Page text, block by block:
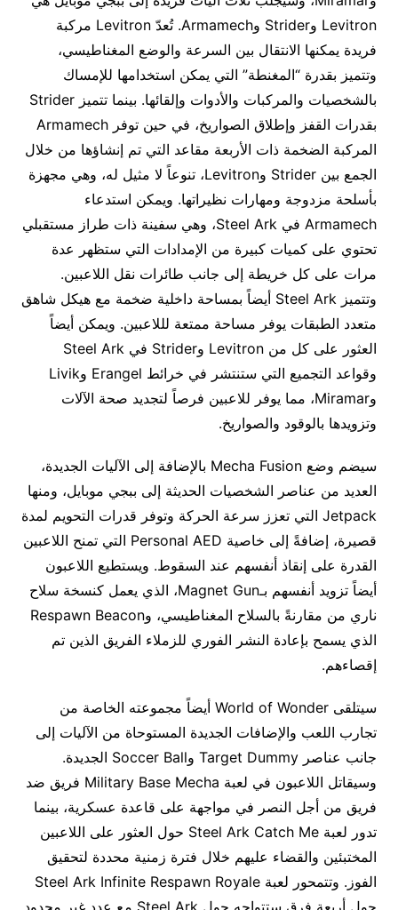
Levitron وStrider وArmamech. تُعدّ Levitron مركبة
فريدة يمكنها الانتقال بين السرعة والوضع المغناطيسي،
وتتميز بقدرة “المغنطة” التي يمكن استخدامها للإمساك
بالشخصيات والمركبات والأدوات وإلقائها. بينما تتميز Strider
بقدرات القفز وإطلاق الصواريخ، في حين توفر Armamech
المركبة الضخمة ذات الأربعة مقاعد التي تم إنشاؤها من خلال
الجمع بين Strider وLevitron، تنوعاً لا مثيل له، وهي مجهزة
بأسلحة مزدوجة ومهارات نظيراتها. ويمكن استدعاء
Armamech في Steel Ark، وهي سفينة ذات طراز مستقبلي
تحتوي على كميات كبيرة من الإمدادات التي ستظهر عدة
مرات على كل خريطة إلى جانب طائرات نقل اللاعبين.
وتتميز Steel Ark أيضاً بمساحة داخلية ضخمة مع هيكل شاهق
متعدد الطبقات يوفر مساحة ممتعة لللاعبين. ويمكن أيضاً
العثور على كل من Levitron وStrider في Steel Ark
وقواعد التجميع التي ستنتشر في خرائط Erangel وLivik
وMiramar، مما يوفر للاعبين فرصاً لتجديد صحة الآلات
وتزويدها بالوقود والصواريخ.
سيضم وضع Mecha Fusion بالإضافة إلى الآليات الجديدة،
العديد من عناصر الشخصيات الحديثة إلى ببجي موبايل، ومنها
Jetpack التي تعزز سرعة الحركة وتوفر قدرات التحويم لمدة
قصيرة، إضافةً إلى خاصية Personal AED التي تمنح اللاعبين
القدرة على إنقاذ أنفسهم عند السقوط. ويستطيع اللاعبون
أيضاً تزويد أنفسهم بـMagnet Gun، الذي يعمل كنسخة سلاح
ناري من مقارنةً بالسلاح المغناطيسي، وRespawn Beacon
الذي يسمح بإعادة النشر الفوري للزملاء الفريق الذين تم
إقصاءهم.
سيتلقى World of Wonder أيضاً مجموعته الخاصة من
تجارب اللعب والإضافات الجديدة المستوحاة من الآليات إلى
جانب عناصر Target Dummy وSoccer Ball الجديدة.
وسيقاتل اللاعبون في لعبة Military Base Mecha فريق ضد
فريق من أجل النصر في مواجهة على قاعدة عسكرية، بينما
تدور لعبة Steel Ark Catch Me حول العثور على اللاعبين
المختبئين والقضاء عليهم خلال فترة زمنية محددة لتحقيق
الفوز. وتتمحور لعبة Steel Ark Infinite Respawn Royale